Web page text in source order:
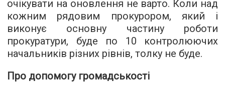
очікувати на оновлення не варто. Коли над
кожним рядовим прокурором, який і
виконує основну частину роботи
прокуратури, буде по 10 контролюючих
начальників різних рівнів, толку не буде.
Про допомогу громадськості